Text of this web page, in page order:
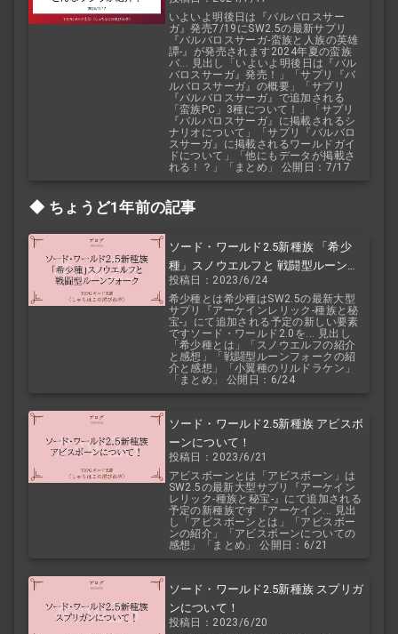
いよいよ明後日は『バルバロスサー
ガ』発売7/19にSW2.5の最新サプリ
『バルバロスサーガ-蛮族と人族の英雄
譚-』が発売されます2024年夏の蛮族
バ... 見出し「いよいよ明後日は『バル
バロスサーガ』発売！」「サプリ『バ
ルバロスサーガ』の概要」「サプリ
『バルバロスサーガ』で追加される
「蛮族PC」3種について！」「サプリ
『バルバロスサーガ』に掲載されるシ
ナリオについて」「サプリ『バルバロ
スサーガ』に掲載されるワールドガイ
ドについて」「他にもデータが掲載さ
れる！？」「まとめ」 公開日：7/17
ちょうど1年前の記事
ソード・ワールド2.5新種族 「希少
種」スノウエルフと 戦闘型ルーンフ
ォーク
投稿日：2023/6/24
希少種とは希少種はSW2.5の最新大型
サプリ『アーケインレリック-種族と秘
宝-』にて追加される予定の新しい要素
ですソード・ワールド2.0を... 見出し
「希少種とは」「スノウエルフの紹介
と感想」「戦闘型ルーンフォークの紹
介と感想」「小翼種のリルドラケン」
「まとめ」 公開日：6/24
ソード・ワールド2.5新種族 アビスボ
ーンについて！
投稿日：2023/6/21
アビスボーンとは「アビスボーン」は
SW2.5の最新大型サプリ『アーケイン
レリック-種族と秘宝-』にて追加される
予定の新種族です『アーケイン... 見出
し「アビスボーンとは」「アビスボー
ンの紹介」「アビスボーンについての
感想」「まとめ」 公開日：6/21
ソード・ワールド2.5新種族 スプリガ
ンについて！
投稿日：2023/6/20